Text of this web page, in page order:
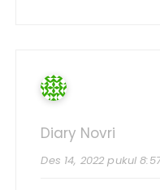
Diary Novri
Des 14, 2022 pukul